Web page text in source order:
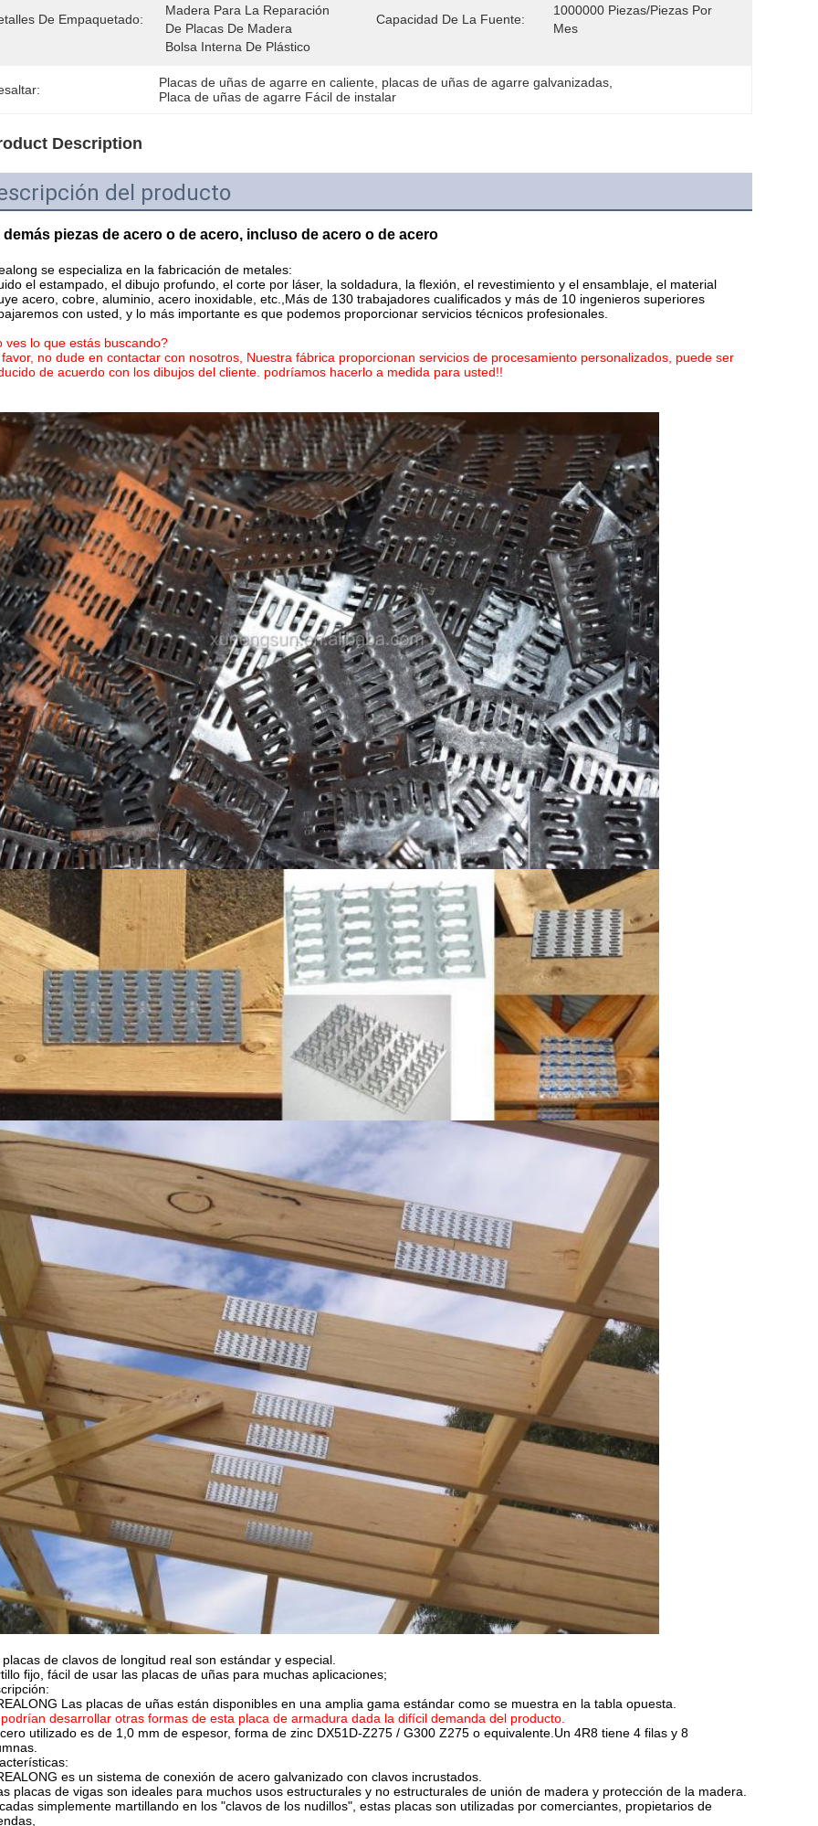
Deja un mensaje
¡Te llamaremos pronto!
PRESENTACIóN
De Empaquetado:
Madera Para La Reparación
De Placas De Madera
Bolsa Interna De Plástico
Capacidad De La Fuente:
1000000 Piezas/piezas Por
Mes
Placas de uñas de agarre en caliente placas de uñas de agarre galvanizadas
Placa de uñas de agarre Fácil de instalar
Description
del producto
demás piezas de acero o de acero, incluso de acero o de acero
se especializa en la fabricación de metales:
el estampado, el dibujo profundo, el corte por láser, la soldadura, la flexión, el revestimiento y el ensamblaje, el material
acero, cobre, aluminio, acero inoxidable, etc.,Más de 130 trabajadores cualificados y más de 10 ingenieros superiores
con usted, y lo más importante es que podemos proporcionar servicios técnicos profesionales.
ves lo que estás buscando?
favor, no dude en contactar con nosotros, Nuestra fábrica proporcionan servicios de procesamiento personalizados, puede ser
de acuerdo con los dibujos del cliente. podríamos hacerlo a medida para usted!!
placas de clavos de longitud real son estándar y especial.
fijo, fácil de usar las placas de uñas para muchas aplicaciones;
Las placas de uñas están disponibles en una amplia gama estándar como se muestra en la tabla opuesta.
desarrollar otras formas de esta placa de armadura dada la difícil demanda del producto.
utilizado es de 1,0 mm de espesor, forma de zinc DX51D-Z275 / G300 Z275 o equivalente.Un 4R8 tiene 4 filas y 8
es un sistema de conexión de acero galvanizado con clavos incrustados.
placas de vigas son ideales para muchos usos estructurales y no estructurales de unión de madera y protección de la madera.
simplemente martillando en los "clavos de los nudillos", estas placas son utilizadas por comerciantes, propietarios de